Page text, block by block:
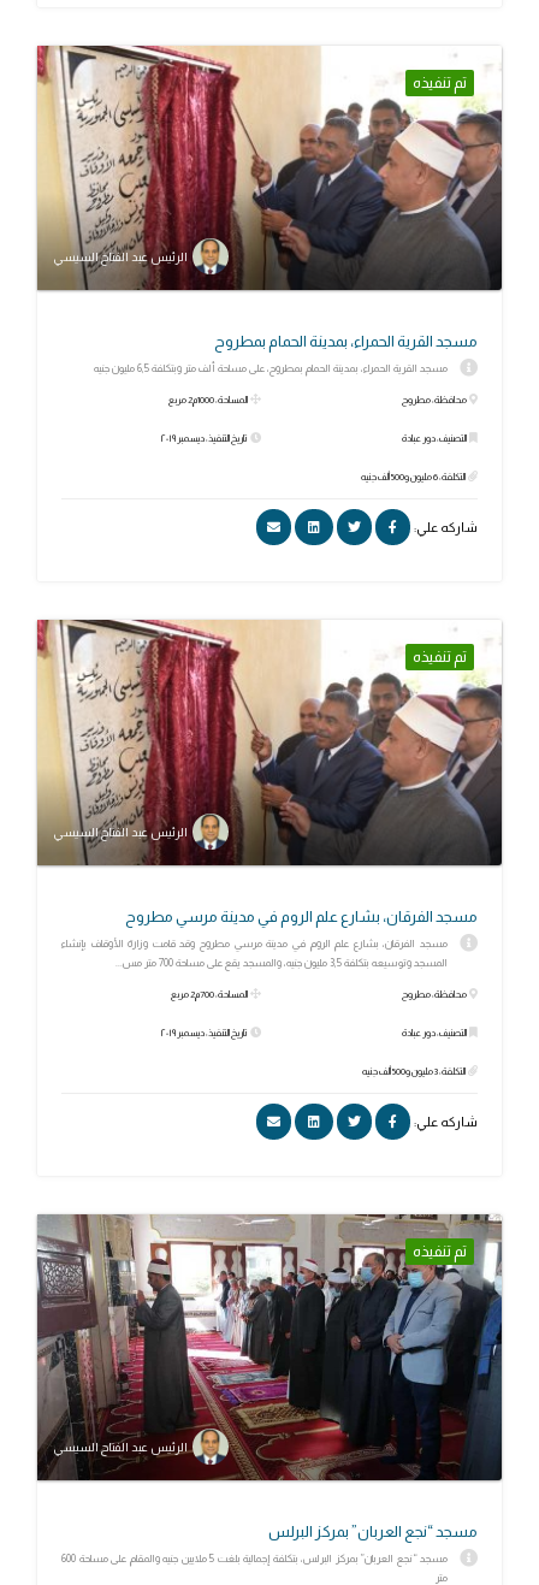
تم تنفيذه
الرئيس عبد الفتاح السيسي
مسجد القرية الحمراء، بمدينة الحمام بمطروح
مسجد القرية الحمراء، بمدينة الحمام بمطروح، على مساحة ألف متر وبتكلفة 6,5 مليون جنيه
محافظة: مطروح
التصنيف: دور عبادة
التكلفة: 6 مليون و500 ألف جنيه
المساحة: 1000م2 مربع
تاريخ التنفيذ: ديسمبر ٢٠١٩
شاركه علي:
تم تنفيذه
الرئيس عبد الفتاح السيسي
مسجد الفرقان، بشارع علم الروم في مدينة مرسي مطروح
مسجد الفرقان، بشارع علم الروم في مدينة مرسي مطروح وقد قامت وزارة الأوقاف بإنشاء
المسجد وتوسيعه بتكلفة 3,5 مليون جنيه، والمسجد يقع على مساحة 700 متر مس...
محافظة: مطروح
التصنيف: دور عبادة
التكلفة: 3 مليون و500 ألف جنيه
المساحة: 700م2 مربع
تاريخ التنفيذ: ديسمبر ٢٠١٩
شاركه علي:
تم تنفيذه
الرئيس عبد الفتاح السيسي
مسجد “نجع العربان” بمركز البرلس
مسجد “نجع العربان” بمركز البرلس، بتكلفة إجمالية بلغت 5 ملايين جنيه والمقام على مساحة 600
متر